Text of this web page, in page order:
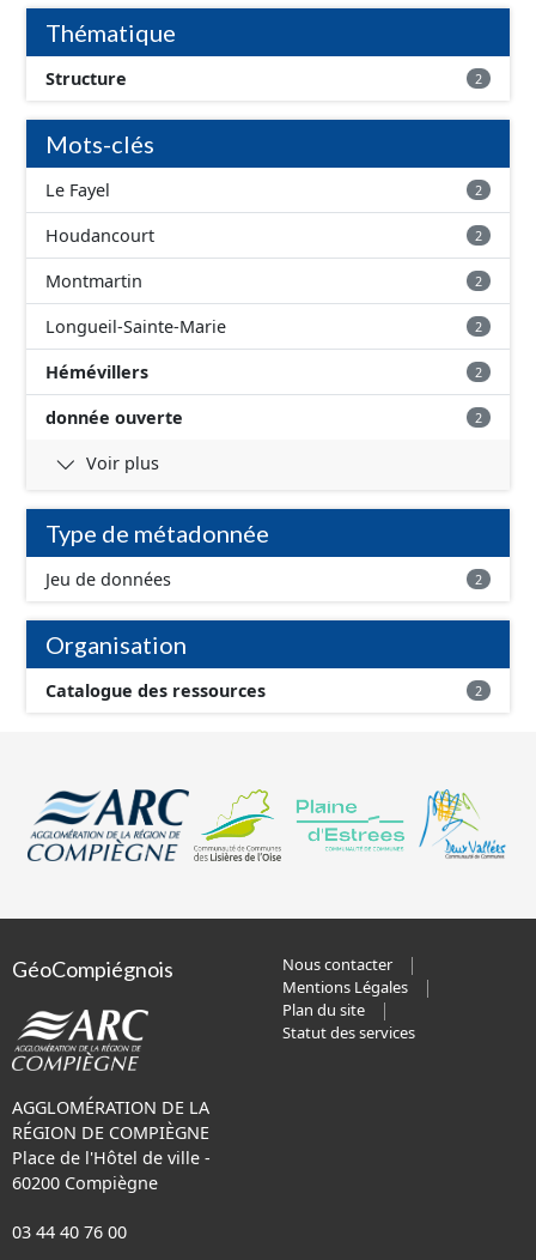
conformément aux prescriptions du standard CNIG Sites
Économiques. Ce lot ne contient pas la référence aux
terrains à vocation économique à ce jour. Il est filtré au-
delà des prescriptions du CNIG se limitant aux SCI.
Thématique
Structure 2
Mots-clés
Le Fayel 2
Houdancourt 2
Montmartin 2
Longueil-Sainte-Marie 2
Hémévillers 2
donnée ouverte 2
Voir plus
Type de métadonnée
Jeu de données 2
Organisation
Catalogue des ressources 2
GéoCompiégnois
AGGLOMÉRATION DE LA
RÉGION DE COMPIÈGNE
Place de l'Hôtel de ville -
60200 Compiègne
03 44 40 76 00
Nous contacter
Mentions Légales
Plan du site
Statut des services